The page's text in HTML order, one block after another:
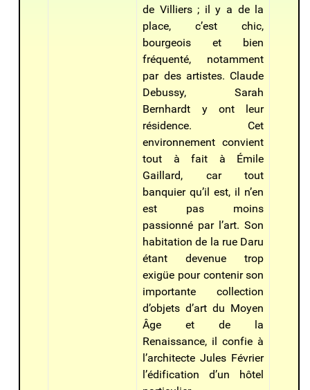
de Villiers ; il y a de la
place, c’est chic,
bourgeois et bien
fréquenté, notamment
par des artistes. Claude
Debussy, Sarah
Bernhardt y ont leur
résidence. Cet
environnement convient
tout à fait à Émile
Gaillard, car tout
banquier qu’il est, il n’en
est pas moins
passionné par l’art. Son
habitation de la rue Daru
étant devenue trop
exigüe pour contenir son
importante collection
d’objets d’art du Moyen
Âge et de la
Renaissance, il confie à
l’architecte Jules Février
l’édification d’un hôtel